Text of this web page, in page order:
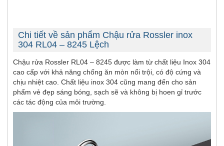
Chi tiết về sản phẩm Chậu rửa Rossler inox
304 RL04 – 8245 Lệch
Chậu rửa Rossler RL04 – 8245 được làm từ chất liệu Inox 304
cao cấp với khả năng chống ăn mòn nổi trội, có độ cứng và
chịu nhiệt cao. Chất liệu inox 304 cũng mang đến cho sản
phẩm vẻ đẹp sáng bóng, sạch sẽ và không bị hoen gỉ trước
các tác động của môi trường.